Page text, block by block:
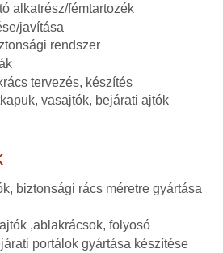
alkatrész/fémtartozék
javítása
rendszer
tervezés, készítés
vasajtók, bejárati ajtók
biztonsági rács méretre gyártása
,ablakrácsok, folyosó
portálok gyártása készítése